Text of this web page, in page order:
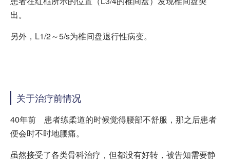
出。
另外，L1/2～5/s为椎间盘退行性病变。
关于治疗前情况
40年前 患者练柔道的时候觉得腰部不舒服，那之后患者
便会时不时地腰痛。
虽然接受了各类骨科治疗，但都没有好转，被告知需要静